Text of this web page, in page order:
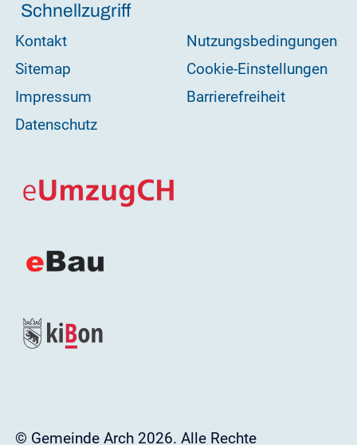
Schnellzugriff
Kontakt
Sitemap
Impressum
Datenschutz
Nutzungsbedingungen
Cookie-Einstellungen
Barrierefreiheit
© Gemeinde Arch 2026. Alle Rechte